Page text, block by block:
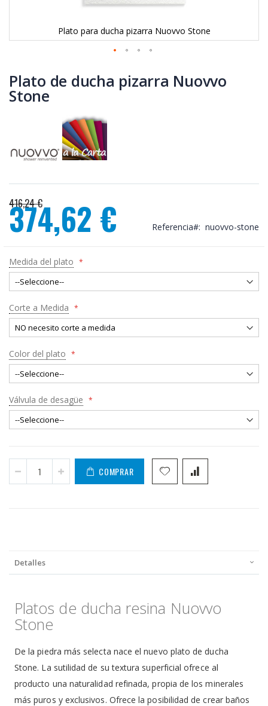
Plato para ducha pizarra Nuovvo Stone
al
comienzo
de
Plato de ducha pizarra Nuovvo
Stone
416,24 €
Precio
especial
374,62 € Referencia nuovvo-stone
Medida del plato
Corte a Medida
Color del plato
Válvula de desagüe
COMPRAR
Detalles
Platos de ducha resina Nuovvo
Stone
De la piedra más selecta nace el nuevo plato de ducha
Stone. La sutilidad de su textura superficial ofrece al
producto una naturalidad refinada, propia de los minerales
más puros y exclusivos. Ofrece la posibilidad de crear baños